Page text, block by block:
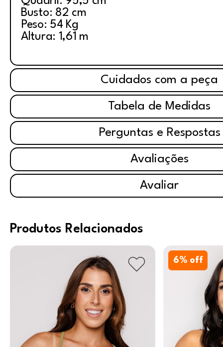
Busto: 82 cm
Peso: 54 Kg
Altura: 1,61 m
Cuidados com a peça
Tabela de Medidas
Perguntas e Respostas
Avaliações
Avaliar
Produtos Relacionados
6% off